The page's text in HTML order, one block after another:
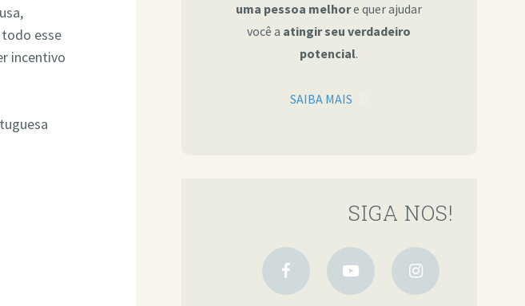
esse
incentivo
uma pessoa melhore quer ajudar
você a atingir seu verdadeiro
potencial.
SAIBA MAIS
SIGA NOS!